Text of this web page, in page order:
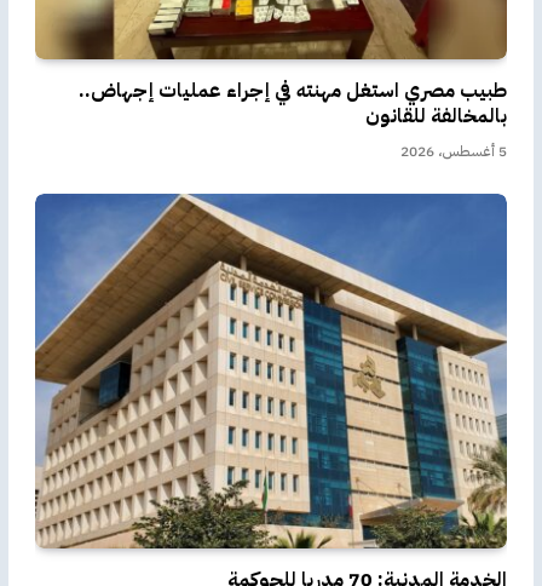
طبيب مصري استغل مهنته في إجراء عمليات إجهاض..
بالمخالفة للقانون
5 أغسطس، 2026
الخدمة المدنية: 70 مدربا للحوكمة